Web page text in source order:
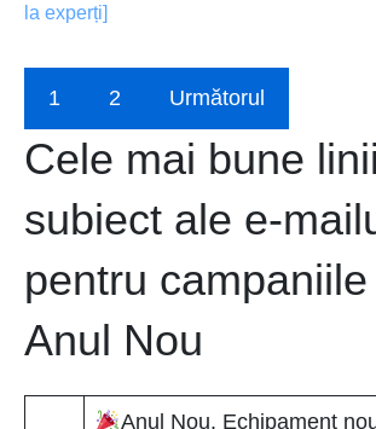
la experți]
1 2 Următorul
Cele mai bune
subiect ale e-
pentru
Anul Nou
Anul Nou. Echipament